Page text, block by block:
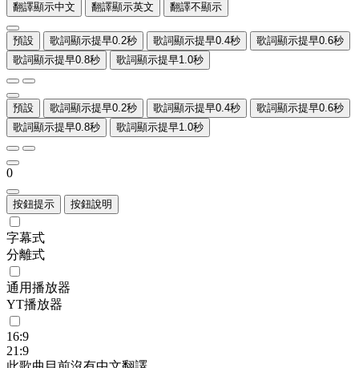
翻譯顯示中文 翻譯顯示英文 翻譯不顯示
預設 歌詞顯示提早0.2秒 歌詞顯示提早0.4秒
歌詞顯示提早0.6秒
歌詞顯示提早0.8秒
歌詞顯示提早1.0秒
預設 歌詞顯示提早0.2秒 歌詞顯示提早0.4秒
歌詞顯示提早0.6秒
歌詞顯示提早0.8秒
歌詞顯示提早1.0秒
0
按鈕提示 按鈕說明
字幕式
分離式
通用播放器
YT播放器
16:9
21:9